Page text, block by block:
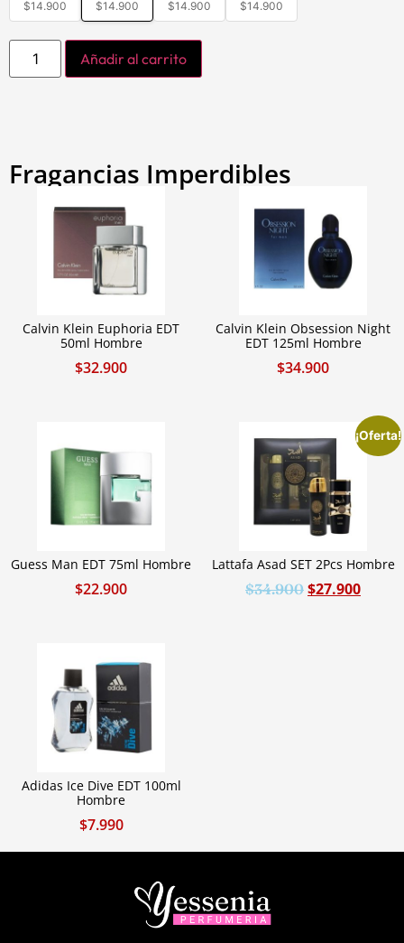
$14.900 $14.900 $14.900 $14.900
Añadir al carrito
Fragancias Imperdibles
Calvin Klein Euphoria EDT
50ml Hombre
$32.900
Calvin Klein Obsession Night
EDT 125ml Hombre
$34.900
Guess Man EDT 75ml Hombre
$22.900
¡Oferta!
Lattafa Asad SET 2Pcs Hombre
$34.900 $27.900
Adidas Ice Dive EDT 100ml
Hombre
$7.990